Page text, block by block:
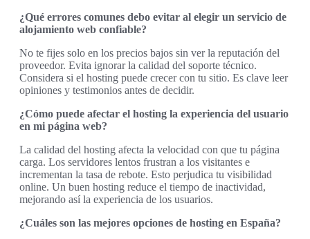
¿Qué errores comunes debo evitar al elegir un servicio de
alojamiento web confiable?
No te fijes solo en los precios bajos sin ver la reputación del
proveedor. Evita ignorar la calidad del soporte técnico.
Considera si el hosting puede crecer con tu sitio. Es clave leer
opiniones y testimonios antes de decidir.
¿Cómo puede afectar el hosting la experiencia del usuario
en mi página web?
La calidad del hosting afecta la velocidad con que tu página
carga. Los servidores lentos frustran a los visitantes e
incrementan la tasa de rebote. Esto perjudica tu visibilidad
online. Un buen hosting reduce el tiempo de inactividad,
mejorando así la experiencia de los usuarios.
¿Cuáles son las mejores opciones de hosting en España?